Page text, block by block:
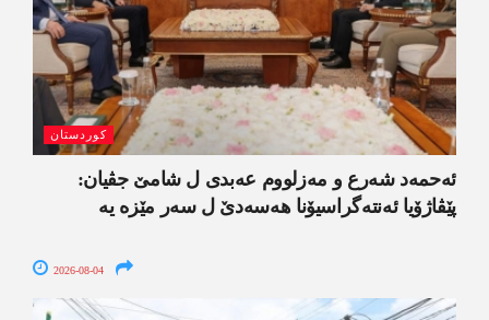
کوردستان
ئەحمەد شەرع و مەزلووم عەبدی ل شامێ جڤیان:
پێڤاژۆیا ئەنتەگراسیۆنا ھەسەدێ ل سەر مێزە یە
2026-08-04